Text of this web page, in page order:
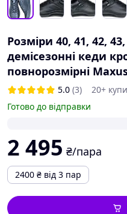
Розміри 40, 41, 42,
демісезонні кеди
повнорозмірні
5.0 (3)
20+
Готово до відправки
2 495 ₴/пара
2400 ₴ від 3 пар